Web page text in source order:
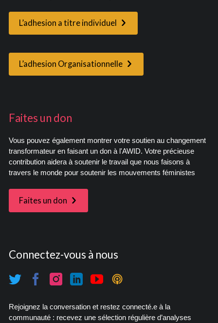
L’adhesion a titre individuel
L’adhesion Organisationnelle
Faites un don
Vous pouvez également montrer votre soutien au changement
transformateur en faisant un don à l'AWID. Votre précieuse
contribution aidera à soutenir le travail que nous faisons à
travers le monde pour soutenir les mouvements féministes
Faites un don
Connectez-vous à nous
Rejoignez la conversation et restez connecté.e à la
communauté : recevez une sélection régulière d’analyses